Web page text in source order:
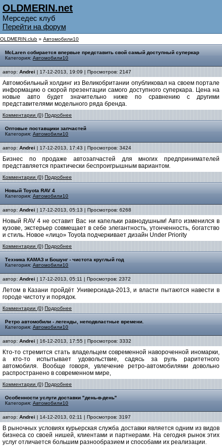
OLDMERIN.net
Мерседес клуб
Перейти на форум
OLDMERIN.club » Автомобили10
McLaren собирается впервые представить свой самый доступный суперкар
Категория: Автомобили10
автор: Andrei | 17-12-2013, 19:09 | Просмотров: 2147
Автомобильный холдинг из Великобритании опубликовал на своем портале
информацию о скорой презентации самого доступного суперкара. Цена на
новые авто будет значительно ниже по сравнению с другими
представителями модельного ряда бренда.
Комментарии (0) Подробнее
Оптовые поставщики запчастей
Категория: Автомобили10
автор: Andrei | 17-12-2013, 17:43 | Просмотров: 3424
Бизнес по продаже автозапчастей для многих предпринимателей
представляется практически беспроигрышным вариантом.
Комментарии (0) Подробнее
Новый Toyota RAV 4
Категория: Автомобили10
автор: Andrei | 17-12-2013, 05:13 | Просмотров: 6268
Новый RAV 4 не оставит Вас ни капельки равнодушным! Авто изменился в
кузове, экстерьер совмещает в себе элегантность, утонченность, богатство
и стиль. Новое «лицо» Toyota подчеркивает дизайн Under Priority
Комментарии (0) Подробнее
Техника КАМАЗ и Бошунг - чистота круглый год
Категория: Автомобили10
автор: Andrei | 17-12-2013, 05:11 | Просмотров: 2372
Летом в Казани пройдёт Универсиада-2013, и власти пытаются навести в
городе чистоту и порядок.
Комментарии (0) Подробнее
Ретро автомобили - легенды, неподвластные времени.
Категория: Автомобили10
автор: Andrei | 16-12-2013, 17:55 | Просмотров: 3332
Кто-то стремится стать владельцем современной навороченной иномарки,
а кто-то испытывает удовольствие, садясь за руль раритетного
автомобиля. Вообще говоря, увлечение ретро-автомобилями довольно
распространено в современном мире,
Комментарии (0) Подробнее
Особенности услуги доставки "день-в-день"
Категория: Автомобили10
автор: Andrei | 14-12-2013, 02:11 | Просмотров: 3197
В рыночных условиях курьерская служба доставки является одним из видов
бизнеса со своей нишей, клиентами и партнерами. На сегодня рынок этих
услуг отличается большим разнообразием и способами их реализации.